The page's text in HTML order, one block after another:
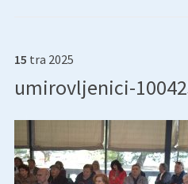
15 tra 2025
umirovljenici-